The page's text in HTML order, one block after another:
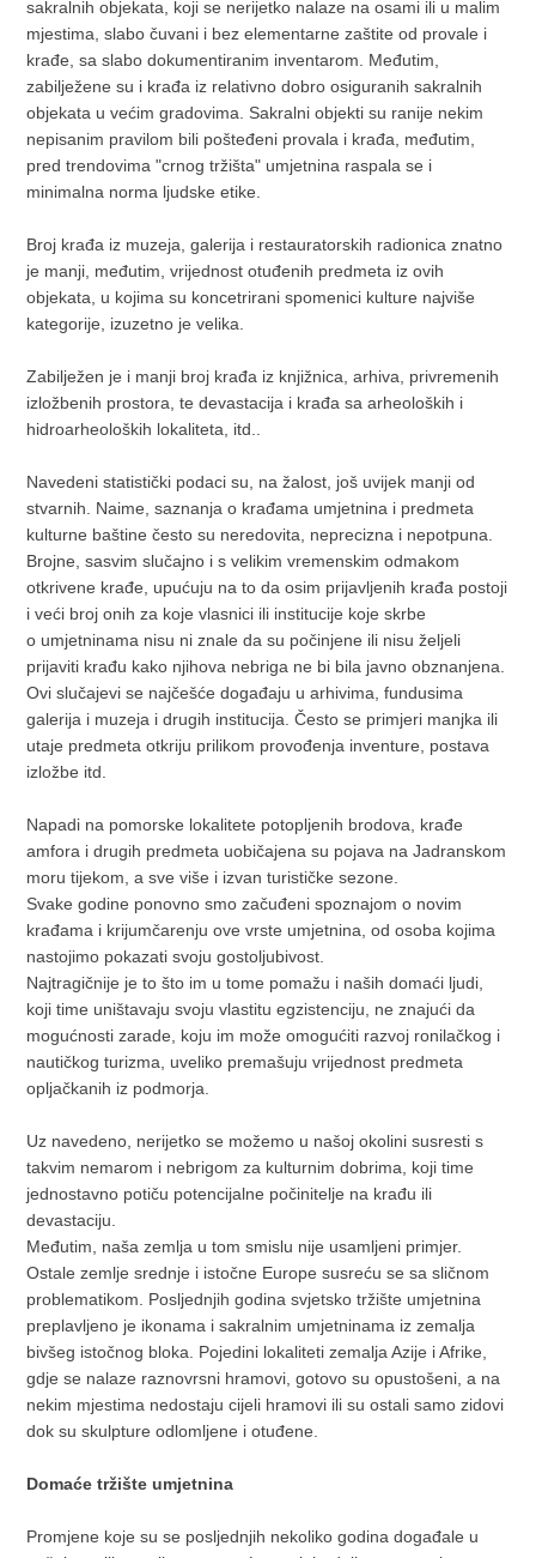
sakralnih objekata, koji se nerijetko nalaze na osami ili u malim
mjestima, slabo čuvani i bez elementarne zaštite od provale i
krađe, sa slabo dokumentiranim inventarom. Međutim,
zabilježene su i krađa iz relativno dobro osiguranih sakralnih
objekata u većim gradovima. Sakralni objekti su ranije nekim
nepisanim pravilom bili pošteđeni provala i krađa, međutim,
pred trendovima "crnog tržišta" umjetnina raspala se i
minimalna norma ljudske etike.
Broj krađa iz muzeja, galerija i restauratorskih radionica znatno
je manji, međutim, vrijednost otuđenih predmeta iz ovih
objekata, u kojima su koncetrirani spomenici kulture najviše
kategorije, izuzetno je velika.
Zabilježen je i manji broj krađa iz knjižnica, arhiva, privremenih
izložbenih prostora, te devastacija i krađa sa arheoloških i
hidroarheoloških lokaliteta, itd..
Navedeni statistički podaci su, na žalost, još uvijek manji od
stvarnih. Naime, saznanja o krađama umjetnina i predmeta
kulturne baštine često su neredovita, neprecizna i nepotpuna.
Brojne, sasvim slučajno i s velikim vremenskim odmakom
otkrivene krađe, upućuju na to da osim prijavljenih krađa postoji
i veći broj onih za koje vlasnici ili institucije koje skrbe
o umjetninama nisu ni znale da su počinjene ili nisu željeli
prijaviti krađu kako njihova nebriga ne bi bila javno obznanjena.
Ovi slučajevi se najčešće događaju u arhivima, fundusima
galerija i muzeja i drugih institucija. Često se primjeri manjka ili
utaje predmeta otkriju prilikom provođenja inventure, postava
izložbe itd.
Napadi na pomorske lokalitete potopljenih brodova, krađe
amfora i drugih predmeta uobičajena su pojava na Jadranskom
moru tijekom, a sve više i izvan turističke sezone.
Svake godine ponovno smo začuđeni spoznajom o novim
krađama i krijumčarenju ove vrste umjetnina, od osoba kojima
nastojimo pokazati svoju gostoljubivost.
Najtragičnije je to što im u tome pomažu i naših domaći ljudi,
koji time uništavaju svoju vlastitu egzistenciju, ne znajući da
mogućnosti zarade, koju im može omogućiti razvoj ronilačkog i
nautičkog turizma, uveliko premašuju vrijednost predmeta
opljačkanih iz podmorja.
Uz navedeno, nerijetko se možemo u našoj okolini susresti s
takvim nemarom i nebrigom za kulturnim dobrima, koji time
jednostavno potiču potencijalne počinitelje na krađu ili
devastaciju.
Međutim, naša zemlja u tom smislu nije usamljeni primjer.
Ostale zemlje srednje i istočne Europe susreću se sa sličnom
problematikom. Posljednjih godina svjetsko tržište umjetnina
preplavljeno je ikonama i sakralnim umjetninama iz zemalja
bivšeg istočnog bloka. Pojedi­ni lokaliteti zemalja Azije i Afrike,
gdje se nalaze raznovrsni hramovi, gotovo su opustošeni, a na
nekim mjestima nedostaju cijeli hramovi ili su ostali samo zidovi
dok su skulpture odlomljene i otuđene.
Domaće tržište umjetnina
Promjene koje su se posljednjih nekoliko godina događale u